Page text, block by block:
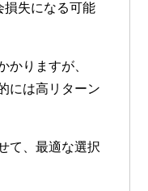
損失になる可能
かりますが、
には高リターン
て、最適な選択